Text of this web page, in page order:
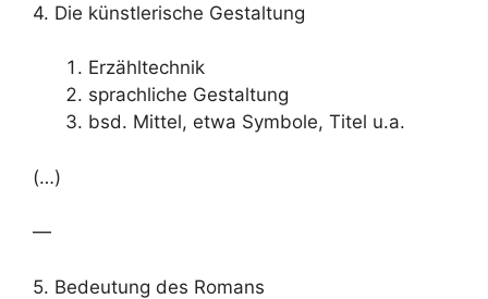
4. Die künstlerische Gestaltung
Erzähltechnik
sprachliche Gestaltung
bsd. Mittel, etwa Symbole, Titel u.a.
(…)
—
5. Bedeutung des Romans